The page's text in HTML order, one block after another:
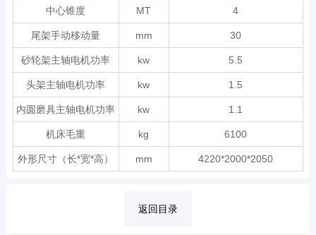
中心锥度 MT 4
尾架手动移动量 mm 30
砂轮架主轴电机功率 kw 5.5
头架主轴电机功率 kw 1.5
内圆磨具主轴电机功率 kw 1.1
机床毛重 kg 6100
外形尺寸（长*宽*高） mm 4220*2000*2050
返回目录